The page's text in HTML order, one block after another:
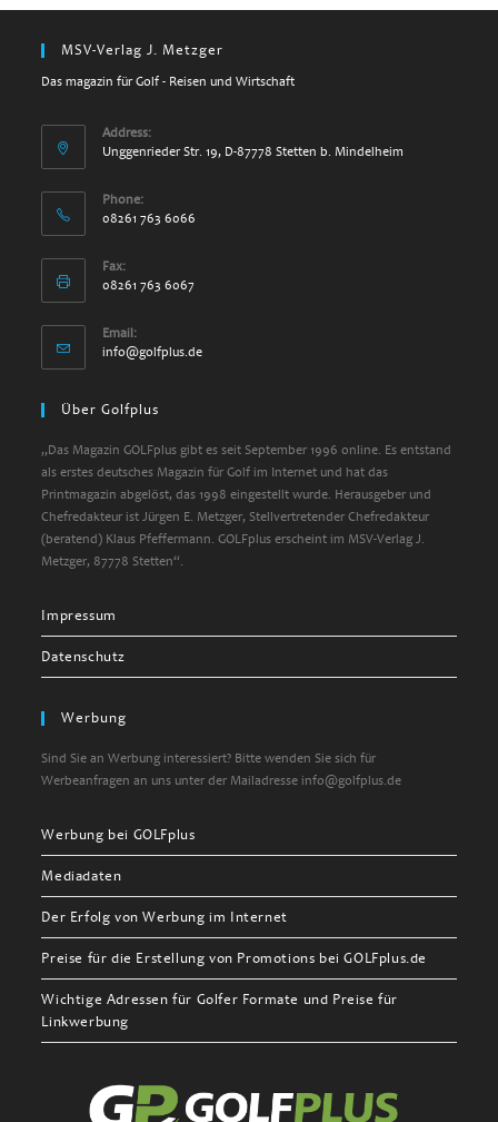
MSV-Verlag J. Metzger
Das magazin für Golf - Reisen und Wirtschaft
Address:
Unggenrieder Str. 19, D-87778 Stetten b. Mindelheim
Phone:
08261 763 6066
Fax:
08261 763 6067
Email:
info@golfplus.de
Über Golfplus
„Das Magazin GOLFplus gibt es seit September 1996 online. Es entstand
als erstes deutsches Magazin für Golf im Internet und hat das
Printmagazin abgelöst, das 1998 eingestellt wurde. Herausgeber und
Chefredakteur ist Jürgen E. Metzger, Stellvertretender Chefredakteur
(beratend) Klaus Pfeffermann. GOLFplus erscheint im MSV-Verlag J.
Metzger, 87778 Stetten“.
Impressum
Datenschutz
Werbung
Sind Sie an Werbung interessiert? Bitte wenden Sie sich für
Werbeanfragen an uns unter der Mailadresse info@golfplus.de
Werbung bei GOLFplus
Mediadaten
Der Erfolg von Werbung im Internet
Preise für die Erstellung von Promotions bei GOLFplus.de
Wichtige Adressen für Golfer Formate und Preise für
Linkwerbung